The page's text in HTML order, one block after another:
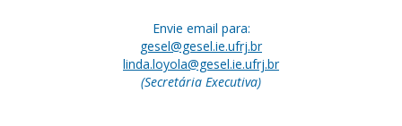
Envie email para:
gesel@gesel.ie.ufrj.br
linda.loyola@gesel.ie.ufrj.br
(Secretária Executiva)